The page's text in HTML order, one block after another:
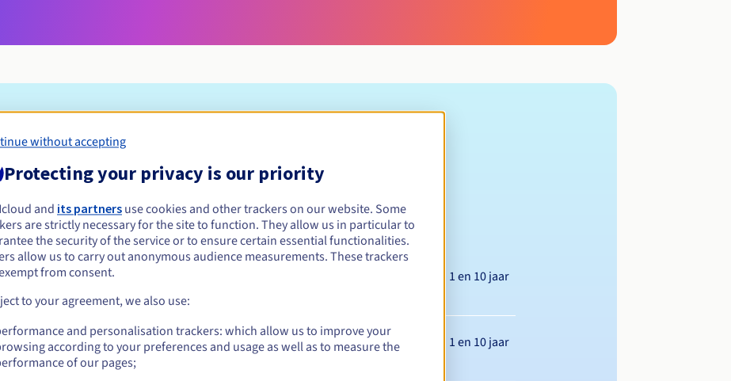
Toelatingsvoorwaarden
justice.fr registreren?
of rechtspersonen, zonder geografische beperking.
Beheerregels en meldingen
Tussen 1 en 10 jaar
Tussen 1 en 10 jaar
without accepting
Protecting your privacy is our priority
and its partners use cookies and other trackers on our website. Some
are strictly necessary for the site to function. They allow us in particular to
the security of the service or to ensure certain essential functionalities.
allow us to carry out anonymous audience measurements. These trackers
from consent.
to your agreement, we also use:
and personalisation trackers: which allow us to improve your
according to your preferences and usage as well as to measure the
of our pages;